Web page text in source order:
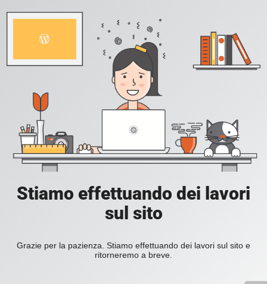
Stiamo effettuando dei lavori
sul sito
Grazie per la pazienza. Stiamo effettuando dei lavori sul sito e
ritorneremo a breve.